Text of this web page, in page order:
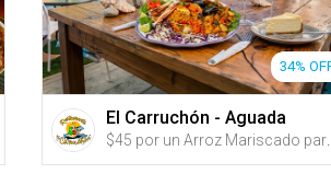
34%
El Carruchón - Aguada
$45 por un Arroz Mariscado para 2 personas + 2 Copas de Sangría + 1 Cheesecake para compartir